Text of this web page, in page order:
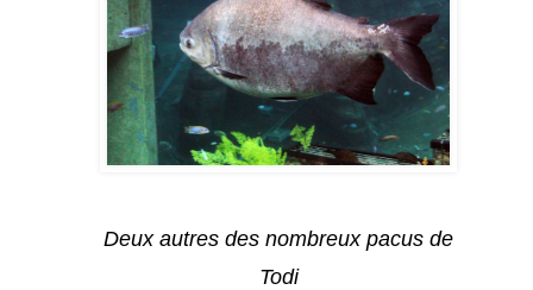
Deux autres des nombreux pacus de
Todi